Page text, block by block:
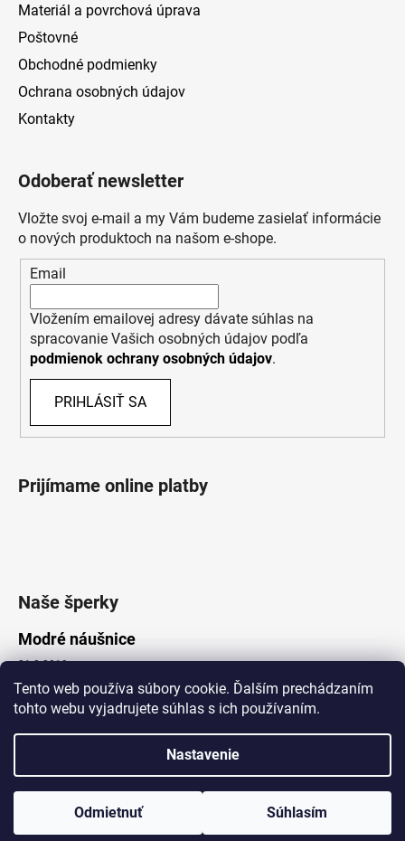
Tento web používa súbory cookie. Ďalším prechádzaním
tohto webu vyjadrujete súhlas s ich používaním.
Nastavenie
Odmietnuť Súhlasím
www.Lotka.sk - najkrajšie šperky za dobré ceny. Pri nákupe nad 50€
poštovné zdarma. Nakupujte s dôverou - naša spoločnosť je s
Materiál a povrchová úprava
Poštovné
Obchodné podmienky
Ochrana osobných údajov
Kontakty
Odoberať newsletter
Vložte svoj e-mail a my Vám budeme zasielať informácie
o nových produktoch na našom e-shope.
Email
Vložením emailovej adresy dávate súhlas na
spracovanie Vašich osobných údajov podľa
podmienok ochrany osobných údajov.
PRIHLÁSIŤ SA
Prijímame online platby
Naše šperky
Modré náušnice
21.8.2019
Vytvoril Shoptet
Lotka.sk. Všetky práva vyhradené.
Upraviť nastavenie cookies